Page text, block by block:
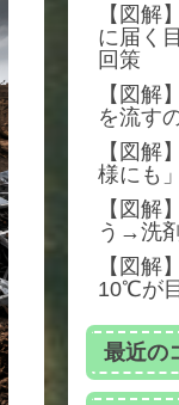
【図解
に届く
回策
【図解
を流す
【図解
様にも
【図解
う→洗
【図解
10℃が
最近の